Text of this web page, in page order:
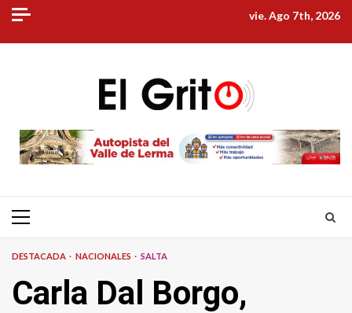
Skip
content
vie. Ago 7th, 2026
Primary
DESTACADA NACIONALES SALTA
Carla Dal Borgo,